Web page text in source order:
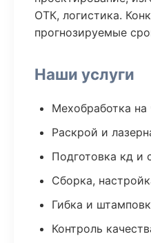
ОТК, логистика.
прогнозируемые
Наши услуги
Мехобработка на
Раскрой и
Подготовка кд и
Сборка,
Гибка и
Контроль